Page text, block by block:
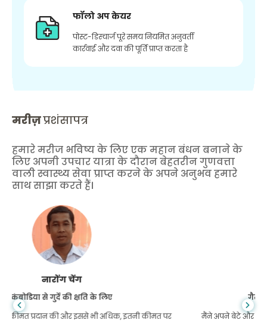
फॉलो अप केयर
पोस्ट-डिस्चार्ज पूरे समय नियमित अनुवर्ती
कार्रवाई और दवा की पूर्ति प्राप्त करता है
मरीज़प्रशंसापत्र
हमारे मरीज भविष्य के लिए एक महान बंधन बनाने के
लिए अपनी उपचार यात्रा के दौरान बेहतरीन गुणवत्ता
वाली स्वास्थ्य सेवा प्राप्त करने के अपने अनुभव हमारे
साथ साझा करते हैं।
गैस्ट्रोएंटरोलॉजी के लिए बांग्लादेश से
मैंने अपने बेटे और गोमेडी की शानदार टीम को धन्यवाद दिया है जिन्होंने